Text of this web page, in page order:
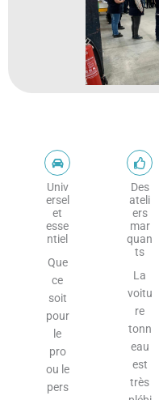
Univ
ersel
et
esse
ntiel
Que
ce
soit
pour
le
pro
ou le
pers
Des
ateli
ers
mar
quan
ts
La
voitu
re
tonn
eau
est
très